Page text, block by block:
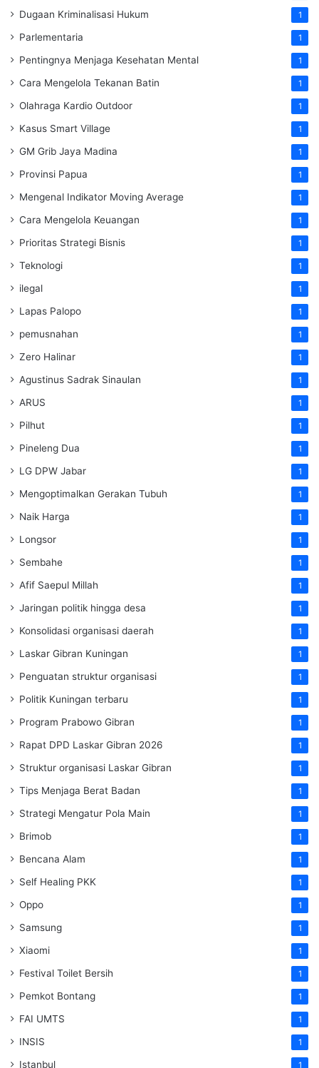
Dugaan Kriminalisasi Hukum 1
Parlementaria 1
Pentingnya Menjaga Kesehatan Mental 1
Cara Mengelola Tekanan Batin 1
Olahraga Kardio Outdoor 1
Kasus Smart Village 1
GM Grib Jaya Madina 1
Provinsi Papua 1
Mengenal Indikator Moving Average 1
Cara Mengelola Keuangan 1
Prioritas Strategi Bisnis 1
Teknologi 1
ilegal 1
Lapas Palopo 1
pemusnahan 1
Zero Halinar 1
Agustinus Sadrak Sinaulan 1
ARUS 1
Pilhut 1
Pineleng Dua 1
LG DPW Jabar 1
Mengoptimalkan Gerakan Tubuh 1
Naik Harga 1
Longsor 1
Sembahe 1
Afif Saepul Millah 1
Jaringan politik hingga desa 1
Konsolidasi organisasi daerah 1
Laskar Gibran Kuningan 1
Penguatan struktur organisasi 1
Politik Kuningan terbaru 1
Program Prabowo Gibran 1
Rapat DPD Laskar Gibran 2026 1
Struktur organisasi Laskar Gibran 1
Tips Menjaga Berat Badan 1
Strategi Mengatur Pola Main 1
Brimob 1
Bencana Alam 1
Self Healing PKK 1
Oppo 1
Samsung 1
Xiaomi 1
Festival Toilet Bersih 1
Pemkot Bontang 1
FAI UMTS 1
INSIS 1
Istanbul 1